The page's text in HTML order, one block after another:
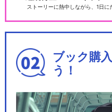
ストーリーに熱中しながら、1日
ブック購
う！